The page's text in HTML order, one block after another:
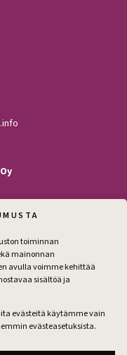
toiminnan
mainonnan
avulla voimme kehittää
sisältöä ja
evästeitä käytämme vain
evästeasetuksista.